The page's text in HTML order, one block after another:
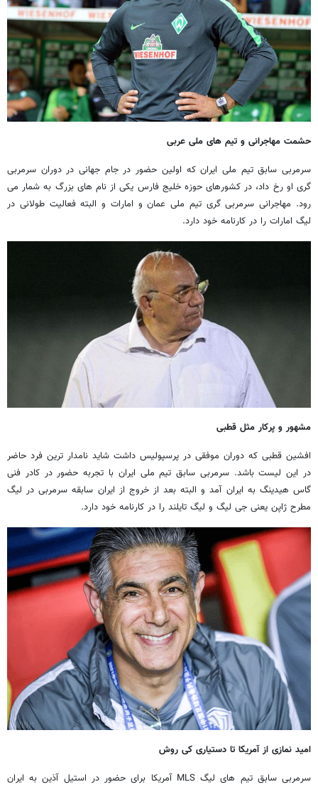
حشمت مهاجرانی و تیم های ملی عربی
سرمربی سابق تیم ملی ایران که اولین حضور در جام جهانی در دوران سرمربی
گری او رخ داد، در کشورهای حوزه خلیج فارس یکی از نام های بزرگ به شمار می
رود. مهاجرانی سرمربی گری تیم ملی عمان و امارات و البته فعالیت طولانی در
لیگ امارات را در کارنامه خود دارد.
مشهور و پرکار مثل قطبی
افشین قطبی که دوران موفقی در پرسپولیس داشت شاید نامدار ترین فرد حاضر
در این لیست باشد. سرمربی سابق تیم ملی ایران با تجربه حضور در کادر فنی
گاس هیدینگ به ایران آمد و البته بعد از خروج از ایران سابقه سرمربی در لیگ
مطرح ژاپن یعنی جی لیگ و لیگ تایلند را در کارنامه خود دارد.
امید نمازی از آمریکا تا دستیاری کی روش
سرمربی سابق تیم های لیگ MLS آمریکا برای حضور در استیل آذین به ایران